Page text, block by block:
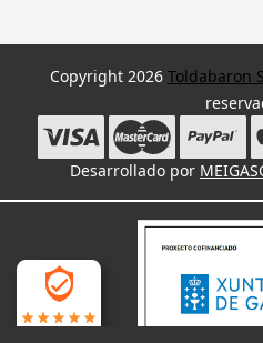
Copyright 2026 Toldabaron
Desarrollado por